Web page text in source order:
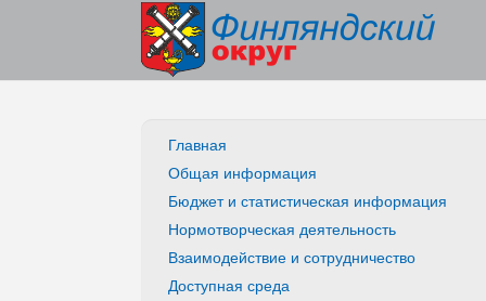
Главная
Общая информация
Бюджет и статистическая информация
Нормотворческая деятельность
Взаимодействие и сотрудничество
Доступная среда